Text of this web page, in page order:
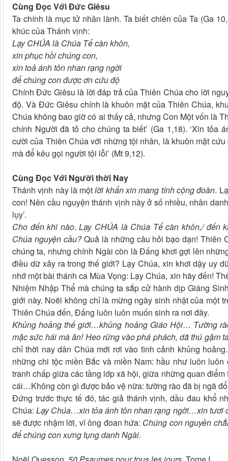
Cùng Đọc Với Đức Giêsu
Ta chính là mục tử nhân lành. Ta biết chiên của Ta (Ga
khúc của Thánh vịnh:
Lạy CHÚA là Chúa Tể càn khôn,
xin phục hồi chúng con,
xin toả ánh tôn nhan rạng ngời
để chúng con được ơn cứu độ
Chính Đức Giêsu là lời đáp trả của Thiên Chúa cho lời
độ. Và Đức Giêsu chính là khuôn mặt của Thiên Chúa,
Chúa không bao giờ có ai thấy cả, nhưng Con Một vốn là
chính Người đã tỏ cho chúng ta biết’ (Ga 1,18). ‘Xin
cười của Thiên Chúa với những tội nhân, là khuôn mặt
mà để kêu gọi người tội lỗi’ (Mt 9,12).
Cùng Đọc Với Người thời Nay
Thánh vịnh này là mộtlời khẩn xin mang tính cộng đoàn.
con! Nên cầu nguyện thánh vịnh này ở số nhiều, nhân
lụy’.
Cho đến khi nào.Lạy CHÚA là Chúa Tể càn khôn,/ đến
Chúa nguyện cầu?Quả là những câu hỏi bạo dạn! Thiên
chúng ta, nhưng chính Ngài còn là Đấng khơi gợi lên
điều dữ xảy ra trong thế giới? Lạy Chúa, xin khơi dậy uy
nhớ một bài thánh ca Mùa Vọng: Lạy Chúa, xin hãy đến!
Nhiệm Nhập Thể mà chúng ta sắp cử hành dịp Giáng
giới này. Noël không chỉ là mừng ngày sinh nhật của một
Thiên Chúa đến, Đấng luôn luôn muốn sinh ra nơi đây.
Khủng hoảng thế giới…khủng hoảng Giáo Hội… Tường
mặc sức hái mà ăn! Heo rừng vào phá phách, dã thú gặm
chỉ thời nay dân Chúa mới rơi vào tình cảnh khủng
những chi tộc miền Bắc và miền Nam: hầu như luôn
tranh chấp giữa các tầng lớp xã hội, giữa những quan
cái…Không còn gì được bảo vệ nữa: tường rào đã bị ngã
Đứng trước thực tế đó, tác giả thánh vịnh, dầu đau khổ
Chúa:Lạy Chúa…xin tỏa ánh tôn nhan rạng ngời…xin tươi
sẽ được nhậm lời, vì ông đoan hứa: Chúng con nguyền
để chúng con xưng tụng danh Ngài.